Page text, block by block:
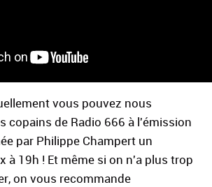
vous pouvez nous
copains de Radio 666 à l'émission
par Philippe Champert un
à 19h ! Et même si on n'a plus trop
on vous recommande